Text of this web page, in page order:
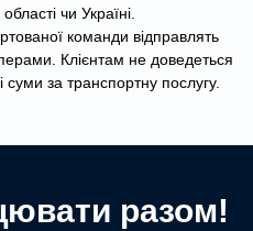
чи Україні.
команди відправлять
Клієнтам не доведеться
суми за транспортну послугу.
разом!